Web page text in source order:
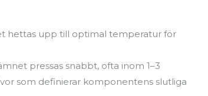
hettas upp till optimal temperatur för
pressas snabbt, ofta inom 1–3
som definierar komponentens slutliga